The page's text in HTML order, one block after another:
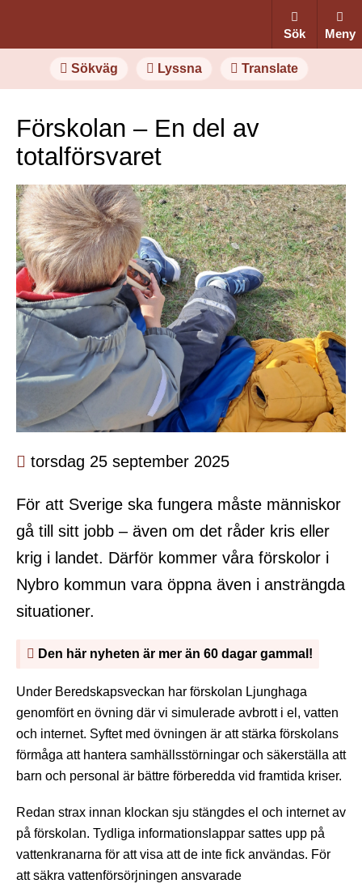
Sök Meny
Sökväg Lyssna Translate
Förskolan – En del av
totalförsvaret
torsdag 25 september 2025
För att Sverige ska fungera måste människor
gå till sitt jobb – även om det råder kris eller
krig i landet. Därför kommer våra förskolor i
Nybro kommun vara öppna även i ansträngda
situationer.
Den här nyheten är mer än 60 dagar gammal!
Under Beredskapsveckan har förskolan Ljunghaga
genomfört en övning där vi simulerade avbrott i el, vatten
och internet. Syftet med övningen är att stärka förskolans
förmåga att hantera samhällsstörningar och säkerställa att
barn och personal är bättre förberedda vid framtida kriser.
Redan strax innan klockan sju stängdes el och internet av
på förskolan. Tydliga informationslappar sattes upp på
vattenkranarna för att visa att de inte fick användas. För
att säkra vattenförsörjningen ansvarade